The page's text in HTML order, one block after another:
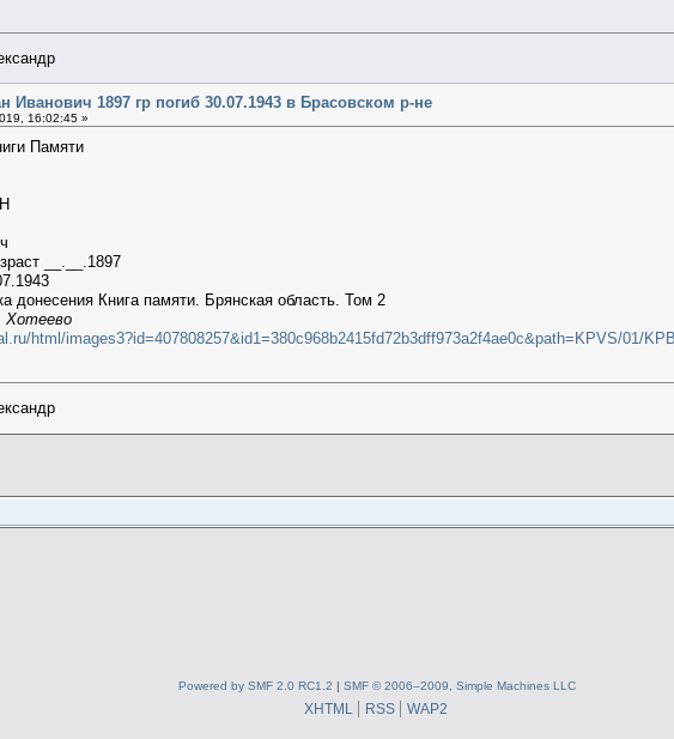
Иванович 1897 гр погиб 30.07.1943 в Брасовском р-не
16:02:45 »
Памяти
__.__.1897
донесения Книга памяти. Брянская область. Том 2
Хотеево
html/images3?id=407808257&id1=380c968b2415fd72b3dff973a2f4ae0c&path=KPVS/01/
Powered by SMF 2.0 RC1.2 | SMF © 2006–2009, Simple Machines LLC
XHTML RSS WAP2